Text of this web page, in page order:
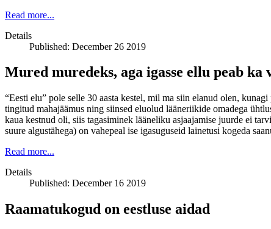
Read more...
Details
Published: December 26 2019
Mured muredeks, aga igasse ellu peab ka
“Eesti elu” pole selle 30 aasta kestel, mil ma siin elanud olen,
tingitud mahajäämus ning siinsed eluolud lääneriikide omadega
kaua kestnud oli, siis tagasiminek lääneliku asjaajamise juurde ei
suure algustähega) on vahepeal ise igasuguseid lainetusi kogeda
Read more...
Details
Published: December 16 2019
Raamatukogud on eestluse aidad